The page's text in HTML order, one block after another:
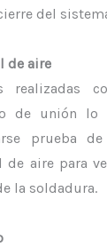
del
de aire
realizadas
de unión lo
prueba
de aire para
la soldadura.